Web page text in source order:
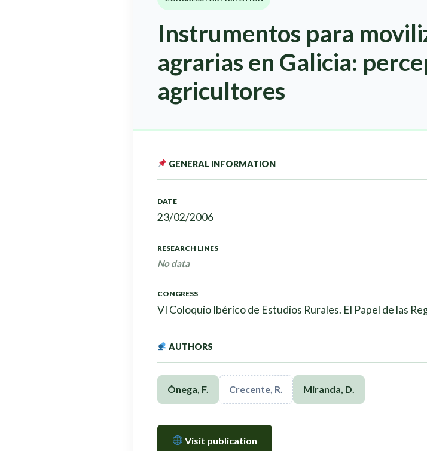
Instrumentos para
agrarias en Galicia:
agricultores
GENERAL INFORMATION
DATE
23/02/2006
RESEARCH LINES
No data
CONGRESS
VI Coloquio Ibérico de Estudios Rurales. El Papel de las
AUTHORS
Ónega, F. Crecente, R. Miranda, D.
Visit publication